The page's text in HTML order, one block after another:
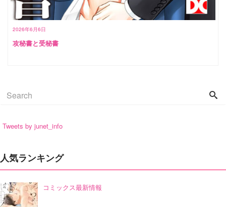
2026年6月6日
攻秘書と受秘書
Tweets by junet_info
人気ランキング
コミックス最新情報